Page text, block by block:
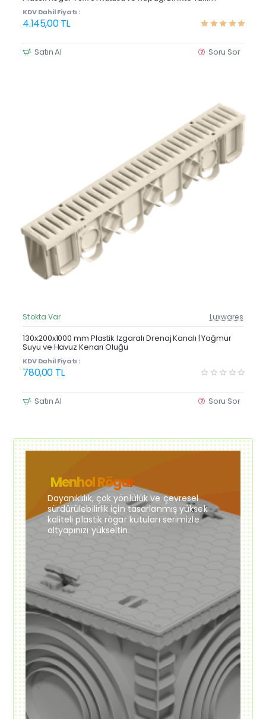
KDV Dahil Fiyatı :
4.145,00 TL
Satın Al Soru Sor
Güncel Fiyat
Yeni Ürün
Stokta Var Luxwares
130x200x1000 mm Plastik Izgaralı Drenaj Kanalı | Yağmur
Suyu ve Havuz Kenarı Oluğu
KDV Dahil Fiyatı :
780,00 TL
Satın Al Soru Sor
Menhol Rögar
Dayanıklılık, çok yönlülük ve çevresel
sürdürülebilirlik için tasarlanmış yüksek
kaliteli plastik rögar kutuları serimizle
altyapınızı yükseltin.